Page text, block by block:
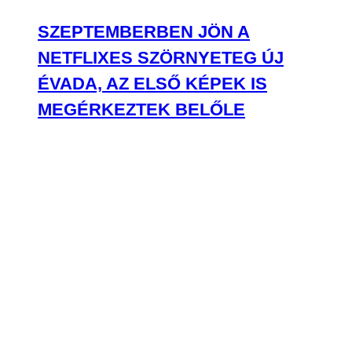
SZEPTEMBERBEN JÖN A
NETFLIXES SZÖRNYETEG ÚJ
ÉVADA, AZ ELSŐ KÉPEK IS
MEGÉRKEZTEK BELŐLE